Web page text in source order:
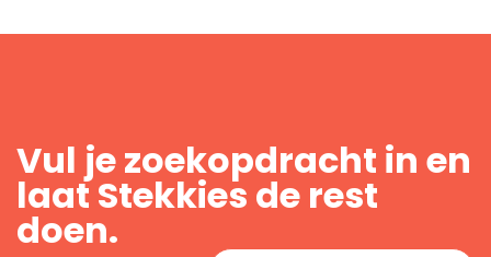
Vul je zoekopdracht in en
laat Stekkies de rest
doen.